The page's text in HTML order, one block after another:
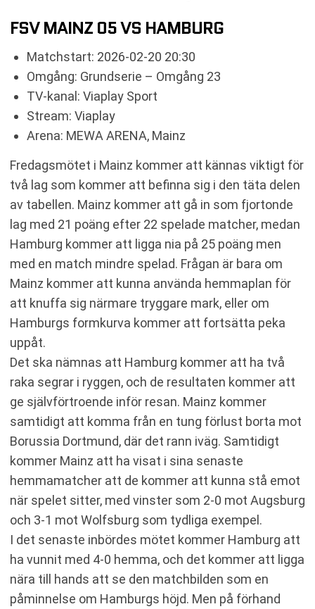
FSV MAINZ 05 VS HAMBURG
Matchstart: 2026-02-20 20:30
Omgång: Grundserie – Omgång 23
TV-kanal: Viaplay Sport
Stream: Viaplay
Arena: MEWA ARENA, Mainz
Fredagsmötet i Mainz kommer att kännas viktigt för
två lag som kommer att befinna sig i den täta delen
av tabellen. Mainz kommer att gå in som fjortonde
lag med 21 poäng efter 22 spelade matcher, medan
Hamburg kommer att ligga nia på 25 poäng men
med en match mindre spelad. Frågan är bara om
Mainz kommer att kunna använda hemmaplan för
att knuffa sig närmare tryggare mark, eller om
Hamburgs formkurva kommer att fortsätta peka
uppåt.
Det ska nämnas att Hamburg kommer att ha två
raka segrar i ryggen, och de resultaten kommer att
ge självförtroende inför resan. Mainz kommer
samtidigt att komma från en tung förlust borta mot
Borussia Dortmund, där det rann iväg. Samtidigt
kommer Mainz att ha visat i sina senaste
hemmamatcher att de kommer att kunna stå emot
när spelet sitter, med vinster som 2-0 mot Augsburg
och 3-1 mot Wolfsburg som tydliga exempel.
I det senaste inbördes mötet kommer Hamburg att
ha vunnit med 4-0 hemma, och det kommer att ligga
nära till hands att se den matchbilden som en
påminnelse om Hamburgs höjd. Men på förhand